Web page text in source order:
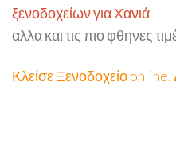
ξενοδοχείων για Χανιά
αλλα και τις πιο φθηνες
Κλείσε Ξενοδοχείο